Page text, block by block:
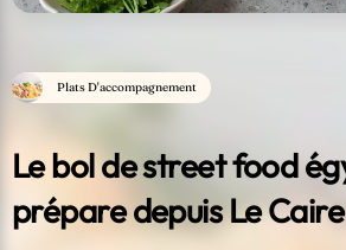
Plats D'accompagnement
Le bol de street food
prépare depuis Le Caire